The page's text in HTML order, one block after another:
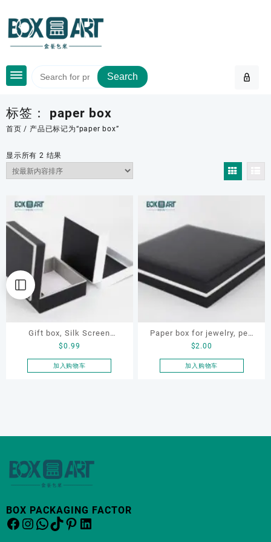
content
Search
标签： paper box
首页 / 产品已标记为“paper box”
显示所有 2 结果
最
新
排
序
Gift box, Silk Screen
Printing, Embossing, OEM
gift box, Paper box
$0.99
加入购物车
Paper box for jewelry, pen
and gift, jewellery paper
box, pen paper box
$2.00
加入购物车
BOX PACKAGING FACTOR
Facebook
Instagram
WhatsApp
TikTok
Pinterest
LinkedIn